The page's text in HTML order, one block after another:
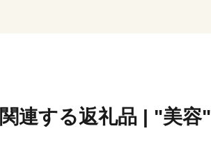
関連する返礼品 | "美容"